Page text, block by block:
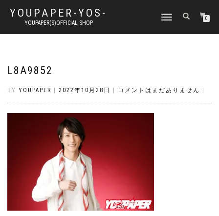
YOUPAPER-YOS-
YOUPAPER(S)OFFICIAL SHOP
ナ
ゲ
り
0
L8A9852
BY YOUPAPER 2022年10月28日 コメントはまだありません